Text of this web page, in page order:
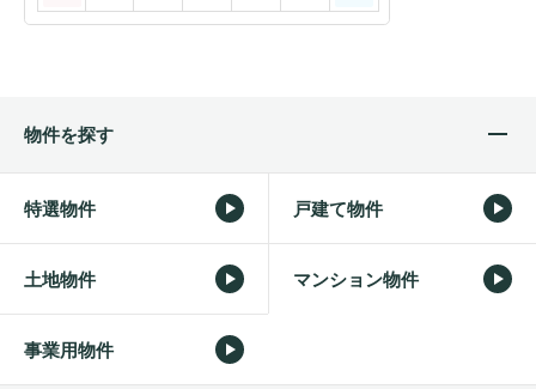
物件を探す
特選物件 戸建て物件
土地物件 マンション物件
事業用物件